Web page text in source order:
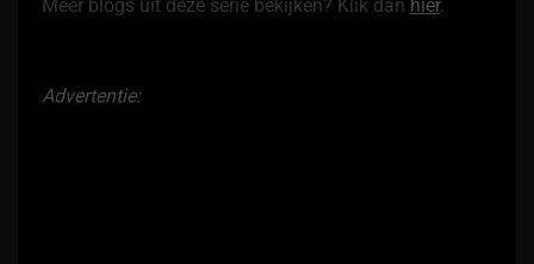
Meer blogs uit deze serie bekijken? Klik dan hier.
Advertentie: